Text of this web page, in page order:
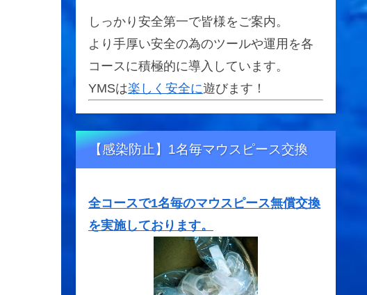
しっかり安全第一で皆様をご案内。
より手厚い安全の為のツールや運用を各
コースに積極的に導入しています。
YMSは楽しく安全に遊びます！
【感染防止】1名毎マウスピース交換
全コースで1名毎のマウスピース無償交換
を実施しております。